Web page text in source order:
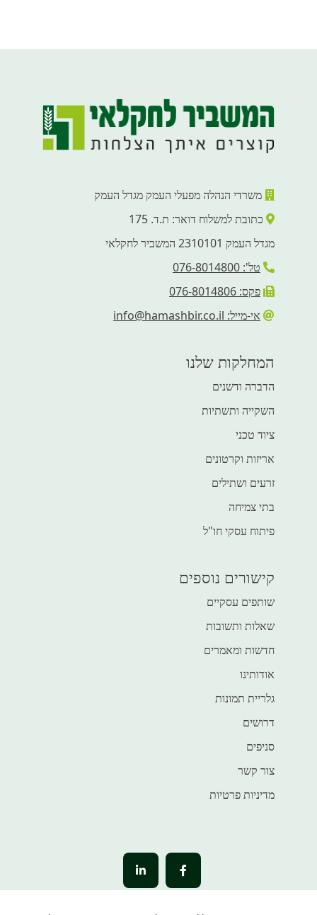
משרדי הנהלה מפעלי העמק מגדל העמק
כתובת למשלוח דואר: ת.ד. 175
מגדל העמק 2310101 המשביר לחקלאי
טל': 076-8014800
פקס: 076-8014806
אי-מייל: info@hamashbir.co.il
המחלקות שלנו
הדברה ודשנים
השקייה ותשתיות
ציוד טכני
אריזות וקרטונים
זרעים ושתילים
בתי צמיחה
פיתוח עסקי חו"ל
קישורים נוספים
שותפים עסקיים
שאלות ותשובות
חדשות ומאמרים
אודותינו
גלריית תמונות
דרושים
סניפים
צור קשר
מדיניות פרטיות